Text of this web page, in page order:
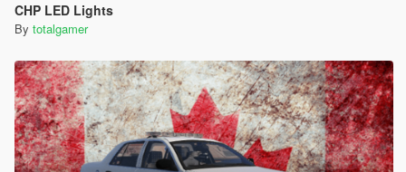
CHP LED Lights
By totalgamer